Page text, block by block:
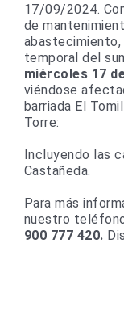
17/09/2024.
de
abastecimiento,
temporal del
miércoles 17
viéndose
barriada El
Torre:
Incluyendo las
Castañeda.
Para más
nuestro
900 777 420.